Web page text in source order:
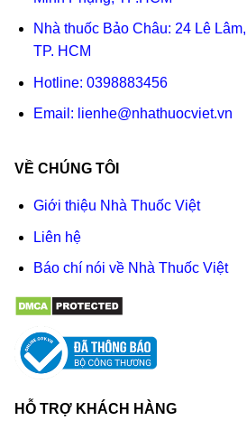
Nhà thuốc Bảo Châu: 24 Lê
TP. HCM
Hotline: 0398883456
Email: lienhe@nhathuocviet.vn
VỀ CHÚNG TÔI
Giới thiệu Nhà Thuốc Việt
Liên hệ
Báo chí nói về Nhà Thuốc Việt
HỖ TRỢ KHÁCH HÀNG